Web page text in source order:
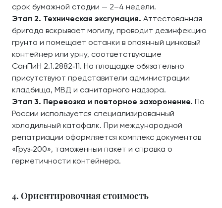
срок бумажной стадии — 2–4 недели.
Этап 2. Техническая эксгумация. Аттестованная
бригада вскрывает могилу, проводит дезинфекцию
грунта и помещает останки в опаянный цинковый
контейнер или урну, соответствующие
СанПиН 2.1.2882‑11. На площадке обязательно
присутствуют представители администрации
кладбища, МВД и санитарного надзора.
Этап 3. Перевозка и повторное захоронение. По
России используется специализированный
холодильный катафалк. При международной
репатриации оформляется комплекс документов
«Груз‑200», таможенный пакет и справка о
герметичности контейнера.
4. Ориентировочная стоимость